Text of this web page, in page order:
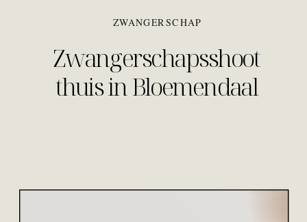
Zwangerschapsshoot
thuis in Bloemendaal
ZWANGERSCHAP